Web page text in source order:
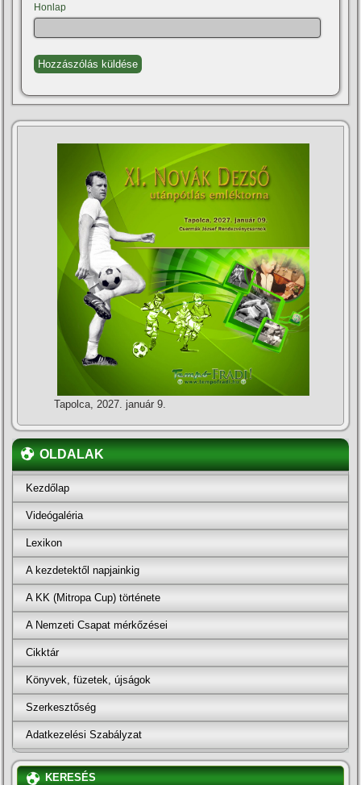
Honlap
Tapolca, 2027. január 9.
OLDALAK
Kezdőlap
Videógaléria
Lexikon
A kezdetektől napjainkig
A KK (Mitropa Cup) története
A Nemzeti Csapat mérkőzései
Cikktár
Könyvek, füzetek, újságok
Szerkesztőség
Adatkezelési Szabályzat
KERESÉS